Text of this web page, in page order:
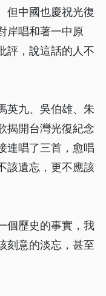
但中國也慶祝光復
岸唱和著一中原
評，說這話的人不
英九、吳伯雄、朱
揭開台灣光復紀念
連唱了三首，愈唱
該遺忘，更不應該
個歷史的事實，我
刻意的淡忘，甚至